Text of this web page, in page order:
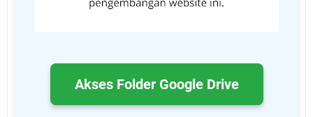
Akses Folder Google Drive